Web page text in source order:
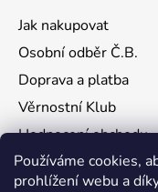
Používáme cookies,
prohlížení webu a
Jak nakupovat
Osobní odběr Č.B.
Doprava a platba
Věrnostní Klub
Hodnocení obchodu
Kontakty